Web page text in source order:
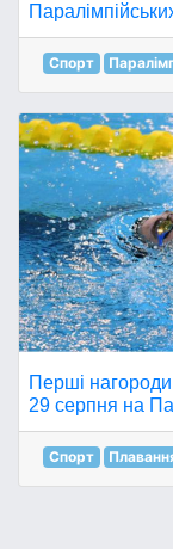
Спорт
Перші нагороди.
29 серпня на
Спорт